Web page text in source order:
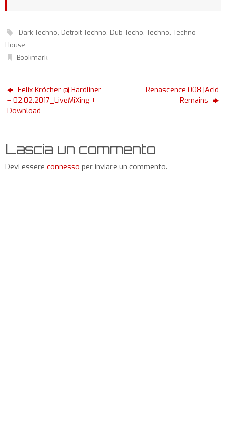
Dark Techno, Detroit Techno, Dub Techo, Techno, Techno
House.
Bookmark.
Felix Kröcher @ Hardliner
– 02.02.2017_LiveMiXing +
Download
Renascence 008 |Acid
Remains
Lascia un commento
Devi essere connesso per inviare un commento.